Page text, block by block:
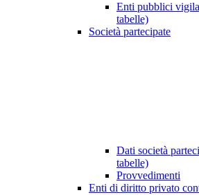
Enti pubblici
tabelle)
Società partecipate
Dati società
tabelle)
Provvedimenti
Enti di diritto privato